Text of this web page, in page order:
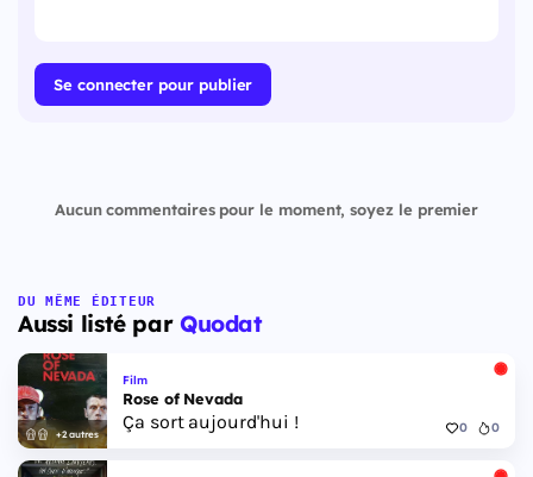
Se connecter pour publier
Aucun commentaires pour le moment, soyez le premier
DU MÊME ÉDITEUR
Aussi listé par Quodat
+2 autres
Film
Rose of Nevada
Ça sort aujourd'hui ! 0 0